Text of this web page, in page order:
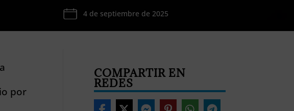
4 de septiembre de 2025
por
COMPARTIR EN
REDES